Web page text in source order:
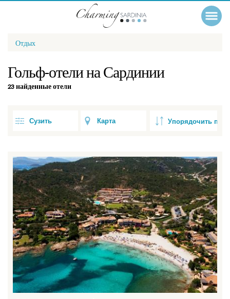
Отдых
Гольф-отели на Сардинии
23 найденные отели
Сузить Карта